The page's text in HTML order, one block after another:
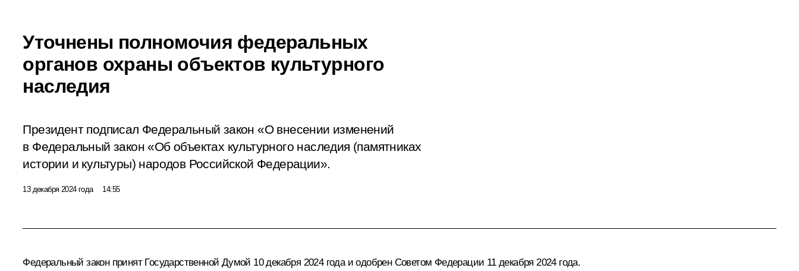
Уточнены полномочия федеральных
органов охраны объектов культурного
наследия
Президент подписал Федеральный закон «О внесении изменений
в Федеральный закон «Об объектах культурного наследия (памятниках
истории и культуры) народов Российской Федерации».
13 декабря 2024 года 14:55
Федеральный закон принят Государственной Думой 10 декабря 2024 года и одобрен Советом Федерации 11 декабря 2024 года.